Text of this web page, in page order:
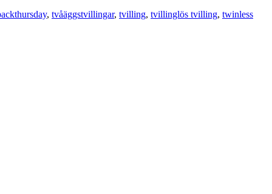
, tvåäggstvillingar, tvilling, tvillinglös tvilling, twinless